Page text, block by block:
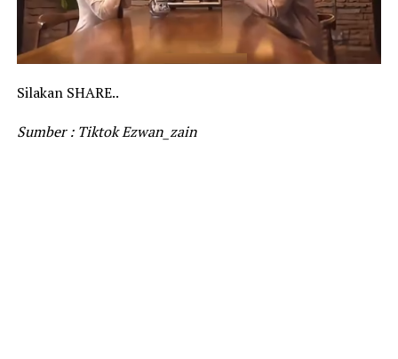
Silakan SHARE..
Sumber : Tiktok Ezwan_zain